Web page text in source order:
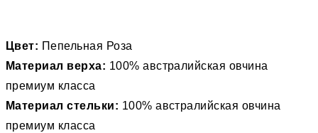
Цвет: Пепельная Роза
Материал верха: 100% австралийская овчина
премиум класса
Материал стельки: 100% австралийская овчина
премиум класса